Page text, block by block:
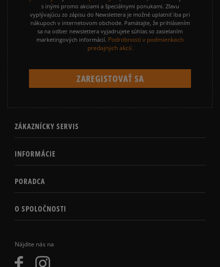
Nájdite nás na
s inými promo akciami a špeciálnymi ponukami. Zľavu
vyplývajúcu zo zápisu do Newslettera je možné uplatniť iba pri
nákupoch v internetovom obchode. Pamätajte, že prihlásením
sa na odber newslettera vyjadrujete súhlas so zasielaním
marketingových informácií. Podrobnosti v podmienkach
predajných akcií.
ZÁKAZNÍCKY SERVIS
INFORMÁCIE
PORADCA
O SPOLOČNOSTI